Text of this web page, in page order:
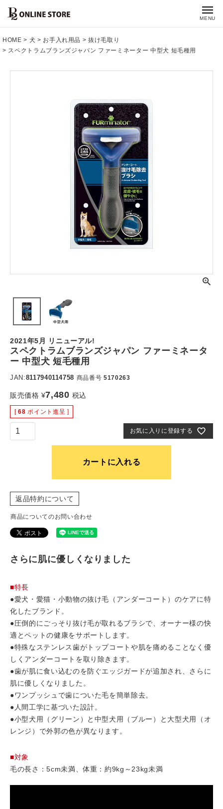
MENU
HOME 犬 お手入れ用品
抜け毛取り
スペクトラムブランズジャパン ファーミネーター 中型犬 短毛種用
2021年5月 リニューアル!
スペクトラムブランズジャパン ファーミネータ
ー 中型犬 短毛種用
JAN:8117940114758 商品番号 5170263
販売価格 ¥7,480 税込
[ 68 ポイント進呈 ]
お気に入りに登録する
カートに入れる
返品特約について
商品についてのお問い合わせ
さらに肌に優しくなりました
■特長
●愛犬・愛猫・小動物の抜け毛（アンダーコート）のケアに特
化したブランド。
●圧倒的にごっそり抜け毛が取れるブラシで、オーナー様の快
適とペットの健康をサポートします。
●特殊なステンレス歯がトップコートや肌を痛めることなく優
しくアンダーコートを取り除きます。
●歯が肌に食い込むのを防ぐエッジガードが追加され、さらに
肌に優しくなりました。
●ワンプッシュで歯についた毛を簡単除去。
●人間工学に基づいた設計。
●小型犬用（グリーン）と中型犬用（ブルー）と大型犬用（オ
レンジ）で外郭の色が異なります。
■対象
毛の長さ：5cm未満、体重：約9kg～23kg未満